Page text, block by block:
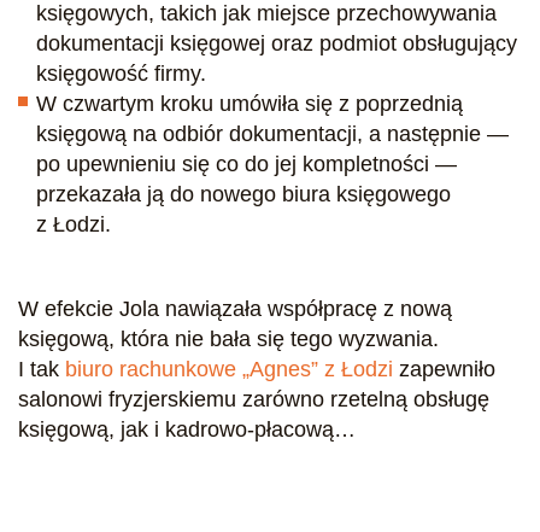
księgowych, takich jak miejsce przechowywania
dokumentacji księgowej oraz podmiot obsługujący
księgowość firmy.
W czwartym kroku umówiła się z poprzednią
księgową na odbiór dokumentacji, a następnie —
po upewnieniu się co do jej kompletności —
przekazała ją do nowego biura księgowego
z Łodzi.
W efekcie Jola nawiązała współpracę z nową
księgową, która nie bała się tego wyzwania.
I tak biuro rachunkowe „Agnes” z Łodzi zapewniło
salonowi fryzjerskiemu zarówno rzetelną obsługę
księgową, jak i kadrowo-płacową…